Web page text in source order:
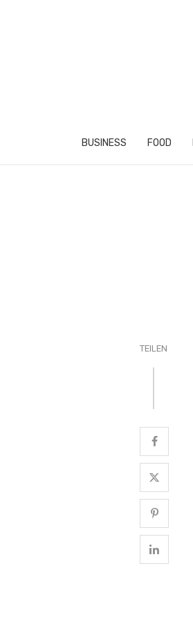
BUSINESS FOOD
TEILEN